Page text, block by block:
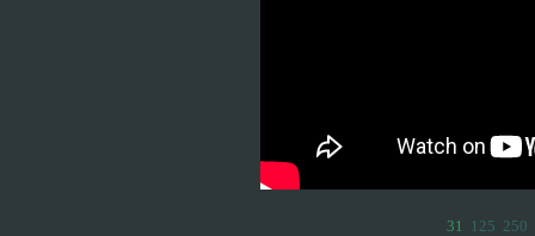
31 125 250